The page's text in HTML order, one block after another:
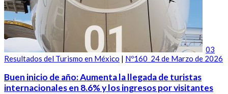
03
Resultados del Turismo en México | Nº160_24 de Marzo de 2026
Buen inicio de año: Aumenta la llegada de turistas
internacionales en 8.6% y los ingresos por visitantes